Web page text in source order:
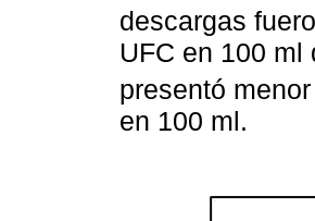
descargas
UFC en 100 ml
presentó
en 100 ml.